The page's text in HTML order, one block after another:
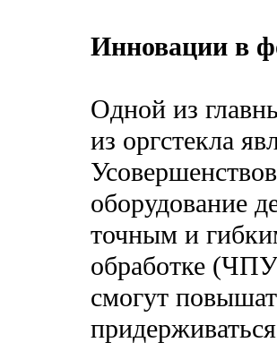
Инновации в
Одной из
из оргстекла
оборудование
точным и
обработке
смогут